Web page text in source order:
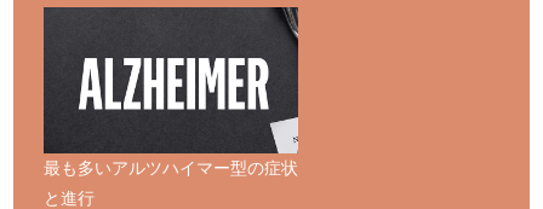
最も多いアルツハイマー型の症状
と進行